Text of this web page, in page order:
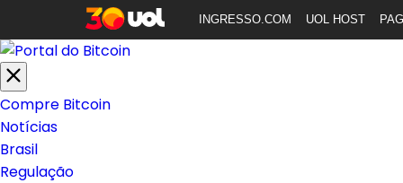
INGRESSO.COM UOL HOST
Compre Bitcoin
Notícias
Brasil
Regulação